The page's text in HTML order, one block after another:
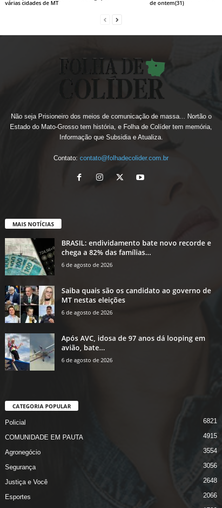
várias cidades de MT
de ontem(31)
Não seja Prisioneiro dos meios de comunicação de massa... Nortão o
Estado do Mato-Grosso tem história, e Folha de Colíder tem memória,
Informação que Subsidia e Atualiza.
Contato: contato@folhadecolider.com.br
MAIS NOTÍCIAS
BRASIL: endividamento bate novo recorde e
chega a 82% das famílias...
6 de agosto de 2026
Saiba quais são os candidato ao governo de
MT nestas eleições
6 de agosto de 2026
Após AVC, idosa de 97 anos dá looping em
avião, bate...
6 de agosto de 2026
CATEGORIA POPULAR
Policial 6821
COMUNIDADE EM PAUTA 4915
Agronegócio 3554
Segurança 3056
Justiça e Você 2648
Esportes 2066